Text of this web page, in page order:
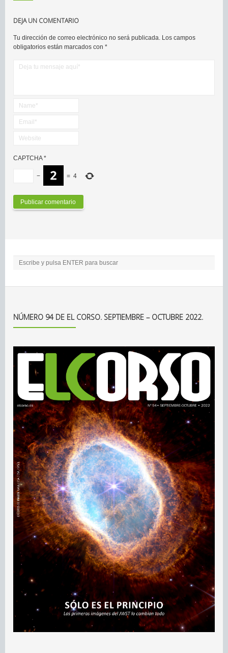
DEJA UN COMENTARIO
Tu dirección de correo electrónico no será publicada. Los campos
obligatorios están marcados con *
CAPTCHA*
− = 4
NÚMERO 94 DE EL CORSO. SEPTIEMBRE – OCTUBRE 2022.